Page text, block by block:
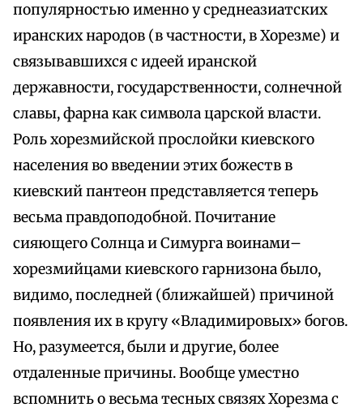
популярностью именно у среднеазиатских
иранских народов (в частности, в Хорезме) и
связывавшихся с идеей иранской
державности, государственности, солнечной
славы, фарна как символа царской власти.
Роль хорезмийской прослойки киевского
населения во введении этих божеств в
киевский пантеон представляется теперь
весьма правдоподобной. Почитание
сияющего Солнца и Симурга воинами–
хорезмийцами киевского гарнизона было,
видимо, последней (ближайшей) причиной
появления их в кругу «Владимировых» богов.
Но, разумеется, были и другие, более
отдаленные причины. Вообще уместно
вспомнить о весьма тесных связях Хорезма с